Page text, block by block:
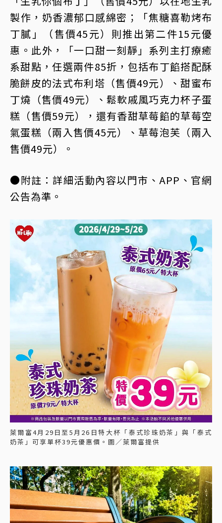
製作，奶香濃郁口感綿密；「焦糖喜勒烤布
丁膩」（售價45元）則推出第二件15元優
惠。此外，「一口甜一刻靜」系列主打療癒
系甜點，任選兩件85折，包括布丁餡搭配酥
脆餅皮的法式布利塔（售價49元）、甜蜜布
丁燒（售價49元）、鬆軟戚風巧克力杯子蛋
糕（售價59元），還有香甜草莓餡的草莓空
氣蛋糕（兩入售價45元）、草莓泡芙（兩入
售價49元）。
●附註：詳細活動內容以門市、APP、官網
公告為準。
萊爾富4月29日至5月26日特大杯「泰式珍珠奶茶」與「泰式
奶茶」可享單杯39元優惠價。圖／萊爾富提供